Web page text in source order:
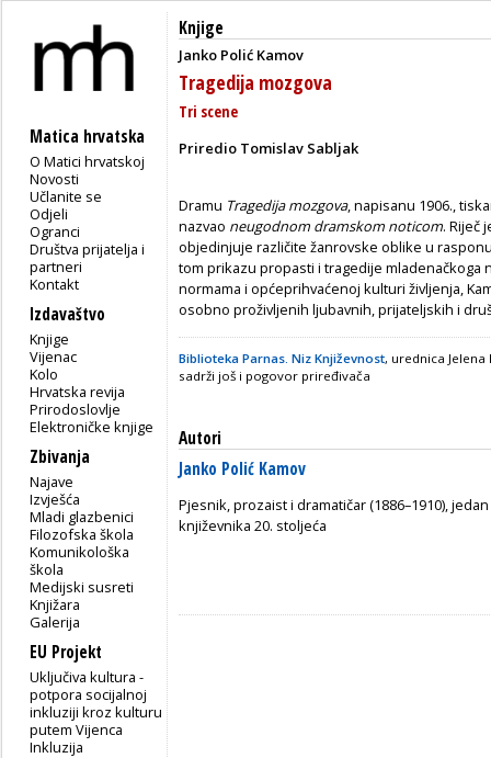
Matica hrvatska
O Matici hrvatskoj
Novosti
Učlanite se
Odjeli
Ogranci
Društva prijatelja i
partneri
Kontakt
Izdavaštvo
Knjige
Vijenac
Kolo
Hrvatska revija
Prirodoslovlje
Elektroničke knjige
Zbivanja
Najave
Izvješća
Mladi glazbenici
Filozofska škola
Komunikološka
škola
Medijski susreti
Knjižara
Galerija
EU Projekt
Uključiva kultura -
potpora socijalnoj
inkluziji kroz kulturu
putem Vijenca
Inkluzija
Knjige
Janko Polić Kamov
Tragedija mozgova
Tri scene
Priredio Tomislav Sabljak
Dramu Tragedija mozgova, napisanu 1906.,
nazvao neugodnom dramskom noticom. Riječ
objedinjuje različite žanrovske oblike u
tom prikazu propasti i tragedije mladenačkoga
normama i općeprihvaćenoj kulturi življenja,
osobno proživljenih ljubavnih, prijateljskih i
Biblioteka Parnas. Niz Književnost, urednica Jelena
sadrži još i pogovor priređivača
Autori
Janko Polić Kamov
Pjesnik, prozaist i dramatičar (1886–1910),
književnika 20. stoljeća